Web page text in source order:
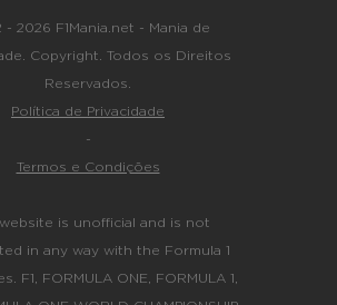
- 2026 F1Mania.net - Mania de
Copyright. Todos os Direitos
Reservados.
Política de Privacidade
-
Termos e Condições
is unofficial and is not
in any way with the Formula 1
F1, FORMULA ONE, FORMULA 1,